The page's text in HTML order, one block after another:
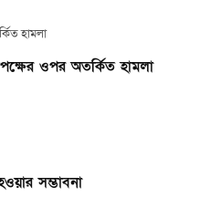
ওপর অতর্কিত হামলা
সম্ভাবনা